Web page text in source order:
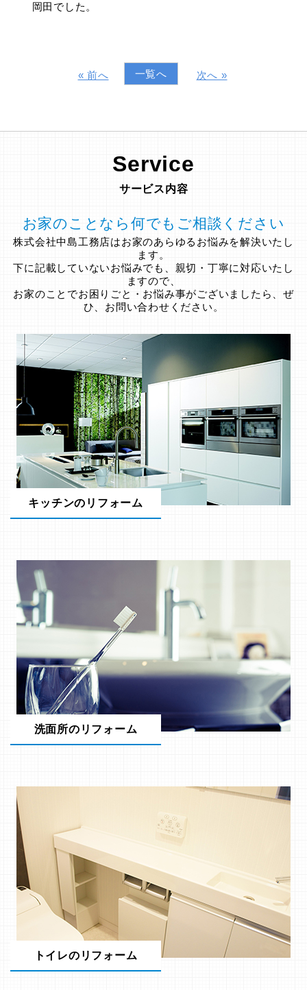
岡田でした。
« 前へ 一覧へ 次へ »
Service
サービス内容
お家のことなら何でもご相談ください
株式会社中島工務店はお家のあらゆるお悩みを解決いたし
ます。
下に記載していないお悩みでも、親切・丁寧に対応いたし
ますので、
お家のことでお困りごと・お悩み事がございましたら、ぜ
ひ、お問い合わせください。
キッチンのリフォーム
洗面所のリフォーム
トイレのリフォーム